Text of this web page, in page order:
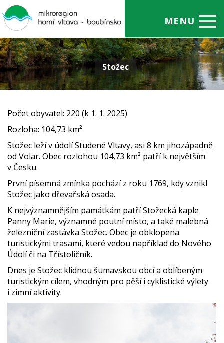
MENU
Úvod
O mikroregionu
Projekty
Obce
Administrativa
Aktuality
Kontakty
Stožec
Počet obyvatel: 220 (k 1. 1. 2025)
Rozloha: 104,73 km²
Stožec leží v údolí Studené Vltavy, asi 8 km jihozápadně
od Volar. Obec rozlohou 104,73 km² patří k největším
v Česku.
První písemná zmínka pochází z roku 1769, kdy vznikl
Stožec jako dřevařská osada.
K nejvýznamnějším památkám patří Stožecká kaple
Panny Marie, významné poutní místo, a také malebná
železniční zastávka Stožec. Obec je obklopena
turistickými trasami, které vedou například do Nového
Údolí či na Třístoličník.
Dnes je Stožec klidnou šumavskou obcí a oblíbeným
turistickým cílem, vhodným pro pěší i cyklistické výlety
i zimní aktivity.